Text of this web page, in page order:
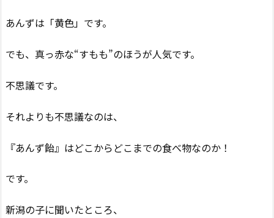
あんずは「黄色」です。
でも、真っ赤な“すもも”のほうが人気です。
不思議です。
それよりも不思議なのは、
『あんず飴』はどこからどこまでの食べ物なのか！
です。
新潟の子に聞いたところ、